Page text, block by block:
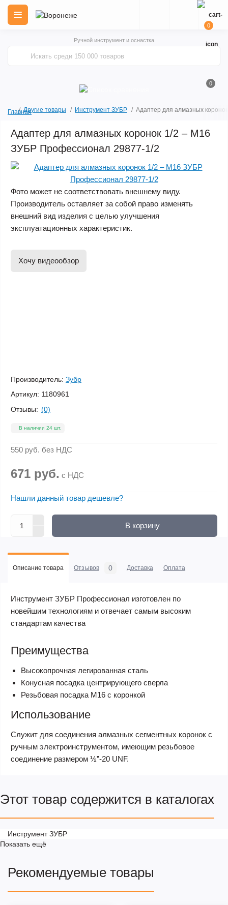
Ручной инструмент и оснастка
0
0
ГлавнаяДругие товары Инструмент ЗУБР Адаптер для алмазных
Адаптер для алмазных коронок 1/2 – М16
ЗУБР Профессионал 29877-1/2
Фото может не соответствовать внешнему виду.
Производитель оставляет за собой право изменять
внешний вид изделия с целью улучшения
эксплуатационных характеристик.
Хочу видеообзор
Производитель: Зубр
Артикул: 1180961
Отзывы: (0)
В наличии 24 шт.
550 руб. без НДС
671 руб. с НДС
Нашли данный товар дешевле?
В корзину
Описание товара Отзывов 0 Доставка Оплата
Инструмент ЗУБР Профессионал изготовлен по
новейшим технологиям и отвечает самым высоким
стандартам качества
Преимущества
Высокопрочная легированная сталь
Конусная посадка центрирующего сверла
Резьбовая посадка М16 с коронкой
Использование
Cлужит для соединения алмазных сегментных коронок с
ручным электроинструментом, имеющим резьбовое
соединение размером ½”-20 UNF.
Этот товар содержится в каталогах
Инструмент ЗУБР
Показать ещё
Рекомендуемые товары